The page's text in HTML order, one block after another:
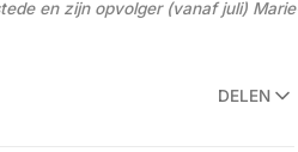
en zijn opvolger (vanaf juli)
DELEN